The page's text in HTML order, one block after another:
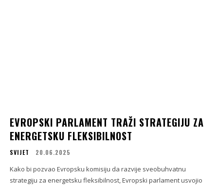
EVROPSKI PARLAMENT TRAŽI STRATEGIJU ZA
ENERGETSKU FLEKSIBILNOST
SVIJET 20.06.2025
Kako bi pozvao Evropsku komisiju da razvije sveobuhvatnu
strategiju za energetsku fleksibilnost, Evropski parlament usvojio